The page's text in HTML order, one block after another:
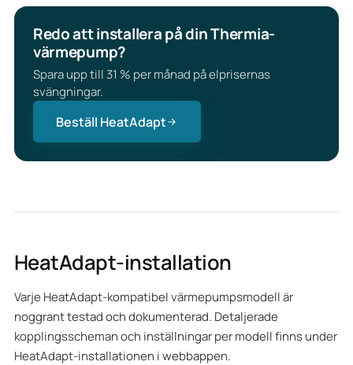
Redo att installera på din Thermia-
värmepump?
Spara upp till 31 % per månad på elprisernas
svängningar.
Beställ HeatAdapt
HeatAdapt-installation
Varje HeatAdapt-kompatibel värmepumpsmodell är
noggrant testad och dokumenterad. Detaljerade
kopplingsscheman och inställningar per modell finns under
HeatAdapt-installationen i webbappen.